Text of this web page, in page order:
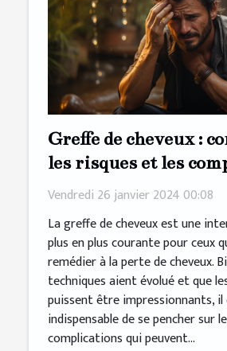
Greffe de cheveux :
les risques et les
possibles
Vendredi 26 janvier 2024 00:08
La greffe de cheveux est une
plus en plus courante pour ceux
remédier à la perte de cheveux.
techniques aient évolué et que
puissent être impressionnants,
indispensable de se pencher sur
complications qui peuvent...